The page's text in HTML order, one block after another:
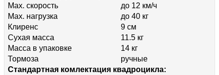
Max. скорость
до 12 км/ч
Max. нагрузка
до 40 кг
Клиренс
9 см
Сухая масса
11.5 кг
Масса в упаковке
14 кг
Тормоза
ручные
Стандартная комлектация квадроцикла: